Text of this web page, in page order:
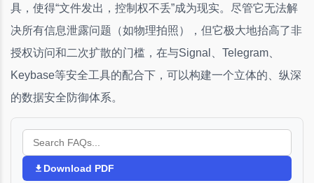
具，使得“文件发出，控制权不丢”成为现实。尽管它无法解
决所有信息泄露问题（如物理拍照），但它极大地抬高了非
授权访问和二次扩散的门槛，在与Signal、Telegram、
Keybase等安全工具的配合下，可以构建一个立体的、纵深
的数据安全防御体系。
Download PDF